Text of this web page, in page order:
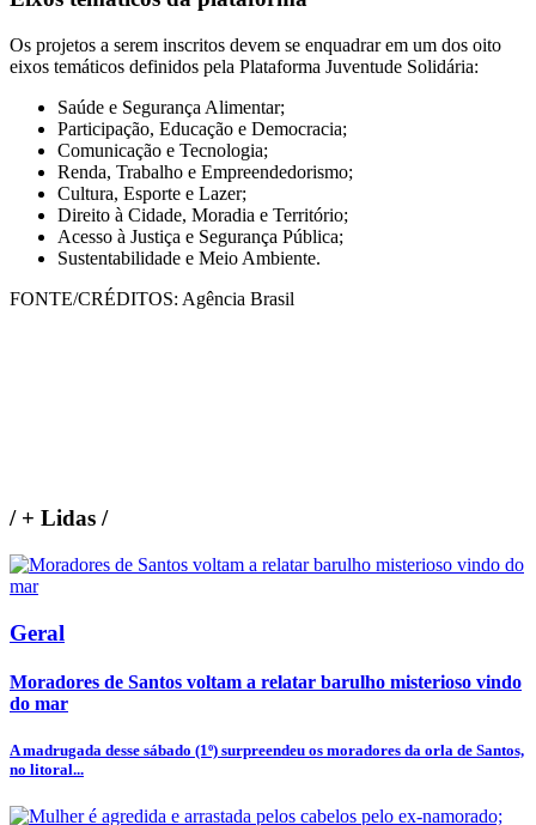
Os projetos a serem inscritos devem se enquadrar em um dos oito
eixos temáticos definidos pela Plataforma Juventude Solidária:
Saúde e Segurança Alimentar;
Participação, Educação e Democracia;
Comunicação e Tecnologia;
Renda, Trabalho e Empreendedorismo;
Cultura, Esporte e Lazer;
Direito à Cidade, Moradia e Território;
Acesso à Justiça e Segurança Pública;
Sustentabilidade e Meio Ambiente.
FONTE/CRÉDITOS: Agência Brasil
/+ Lidas /
Geral
Moradores de Santos voltam a relatar barulho misterioso vindo
do mar
A madrugada desse sábado (1º) surpreendeu os moradores da orla de Santos,
no litoral...